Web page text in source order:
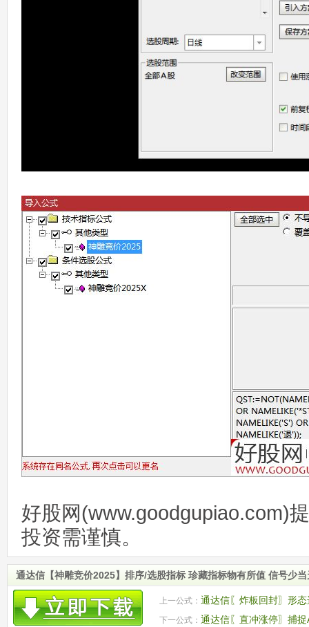
好股网(www.goodgupiao.com)
投资需谨慎。
通达信【神雕竞价2025】排序/选股指标 珍藏指标物有所值 信号少
上一公式： 通达信〖炸板回封〗形
封"形态
下一公式： 通达信〖直冲涨停〗捕